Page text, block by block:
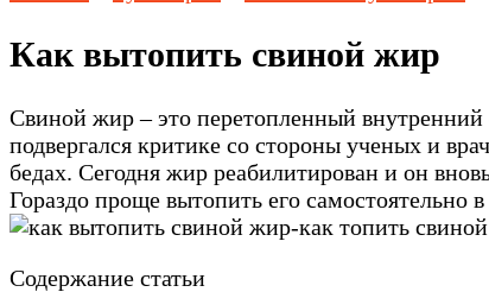
Как вытопить свиной жир
Свиной жир – это перетопленный
подвергался критике со стороны ученых и
бедах. Сегодня жир реабилитирован и он
Гораздо проще вытопить его самостоятельно
Содержание статьи